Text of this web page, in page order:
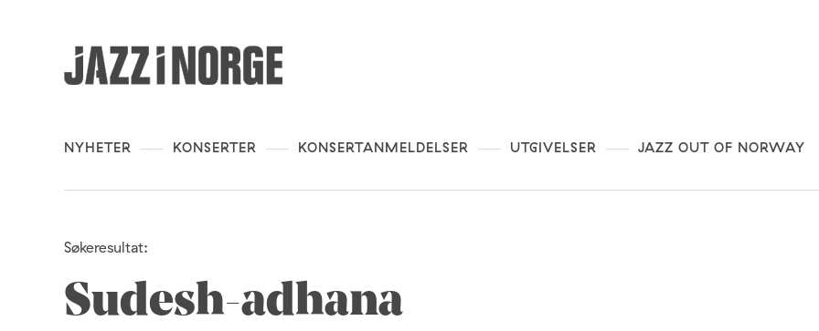
NYHETER KONSERTER KONSERTANMELDELSER UTGIVELSER JAZZ OUT OF NORWAY
Søkeresultat:
Sudesh-adhana